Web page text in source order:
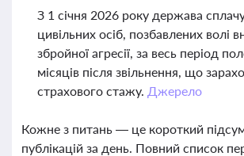
З 1 січня 2026 року держава
цивільних осіб, позбавлених волі
збройної агресії, за весь період
місяців після звільнення, що
страхового стажу. Джерело
Кожне з питань — це короткий
публікацій за день. Повний список